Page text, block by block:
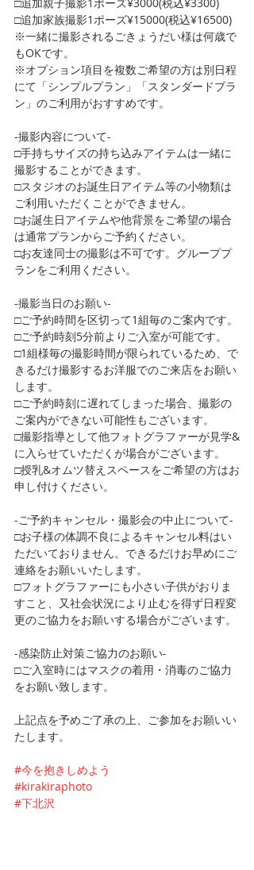
□追加家族撮影1ポーズ¥15000(税込¥16500)
※一緒に撮影されるごきょうだい様は何歳で
もOKです。
※オプション項目を複数ご希望の方は別日程
にて「シンプルプラン」「スタンダードプラ
ン」のご利用がおすすめです。
-撮影内容について-
□手持ちサイズの持ち込みアイテムは一緒に
撮影することができます。
□スタジオのお誕生日アイテム等の小物類は
ご利用いただくことができません。
□お誕生日アイテムや他背景をご希望の場合
は通常プランからご予約ください。
□お友達同士の撮影は不可です。グループプ
ランをご利用ください。
-撮影当日のお願い-
□ご予約時間を区切って1組毎のご案内です。
□ご予約時刻5分前よりご入室が可能です。
□1組様毎の撮影時間が限られているため、で
きるだけ撮影するお洋服でのご来店をお願い
します。
□ご予約時刻に遅れてしまった場合、撮影の
ご案内ができない可能性もございます。
□撮影指導として他フォトグラファーが見学&
に入らせていただくが場合がございます。
□授乳&オムツ替えスペースをご希望の方はお
申し付けください。
-ご予約キャンセル・撮影会の中止について-
□お子様の体調不良によるキャンセル料はい
ただいておりません。できるだけお早めにご
連絡をお願いいたします。
□フォトグラファーにも小さい子供がおりま
すこと、又社会状況により止むを得ず日程変
更のご協力をお願いする​場合がございます。
-感染防止対策ご協力のお願い-
□ご入室時にはマスクの着用・消毒のご協力
をお願い致します。
上記点を予めご了承の上、ご参加をお願いい
たします。
#今を抱きしめよう
#kirakiraphoto
#下北沢